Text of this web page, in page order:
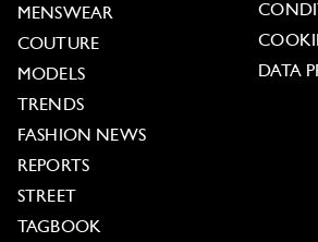
MENSWEAR
COUTURE
MODELS
TRENDS
FASHION NEWS
REPORTS
STREET
TAGBOOK
DATA